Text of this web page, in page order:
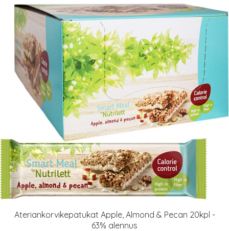
Ateriankorvikepatukat Apple, Almond & Pecan 20kpl -
63% alennus